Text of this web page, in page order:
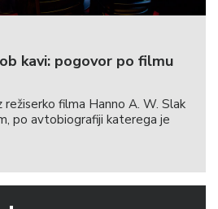
kavi: pogovor po filmu
filma Hanno A. W. Slak
po avtobiografiji katerega je